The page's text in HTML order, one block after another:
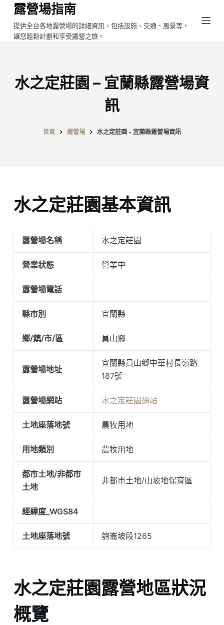
跳
至
主
容
露營場指南
提供全台各地露營場的詳細資訊，包括設施、交通、風景等，
讓您輕鬆計劃和享受露營之旅。
水之定莊園 – 宜蘭縣露營場資
訊
首頁 露營場 水之定莊園 - 宜蘭縣露營場資訊
水之定莊園基本資訊
露營場名稱 水之定莊園
營業狀態 營業中
露營場電話
縣市別 宜蘭縣
鄉/鎮/市/區 員山鄉
露營場地址
宜蘭縣員山鄉中華村長嶺路
187號
露營場網站 水之定莊園網站
土地座落地號 農牧用地
用地類別 農牧用地
都市土地/非都市
土地
非都市土地/山坡地保育區
經緯度_WGS84
土地座落地號 匏崙坡段1265
水之定莊園露營地區狀況
概覽